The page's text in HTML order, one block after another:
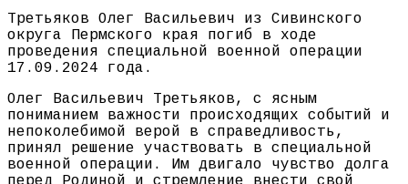
Третьяков Олег Васильевич из Сивинского
округа Пермского края погиб в ходе
проведения специальной военной операции
17.09.2024 года.
Олег Васильевич Третьяков, с ясным
пониманием важности происходящих событий и
непоколебимой верой в справедливость,
принял решение участвовать в специальной
военной операции. Им двигало чувство долга